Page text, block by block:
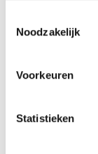
Noodzakelijk
Voorkeuren
Statistieken